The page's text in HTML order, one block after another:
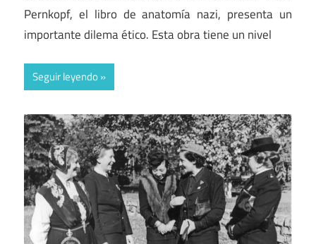
Pernkopf, el libro de anatomía nazi, presenta un
importante dilema ético. Esta obra tiene un nivel
Seguir leyendo